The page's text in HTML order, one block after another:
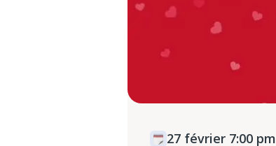
27 février 7:00 pm